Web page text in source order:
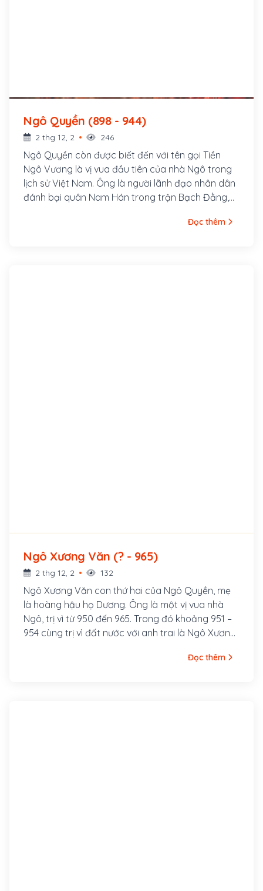
Ngô Quyền (898 - 944)
2 thg 12, 2 246
Ngô Quyền còn được biết đến với tên gọi Tiền
Ngô Vương là vị vua đầu tiên của nhà Ngô trong
lịch sử Việt Nam. Ông là người lãnh đạo nhân dân
đánh bại quân Nam Hán trong trận Bạch Đằng,
Quyền là người Đường Lâm (Sơn Tây, Hà Nội), cha
Đọc thêm
Ngô Xương Văn (? - 965)
2 thg 12, 2 132
Ngô Xương Văn con thứ hai của Ngô Quyền, mẹ
là hoàng hậu họ Dương. Ông là một vị vua nhà
Ngô, trị vì từ 950 đến 965. Trong đó khoảng 951 –
954 cùng trị vì đất nước với anh trai là Ngô Xương
Đọc thêm